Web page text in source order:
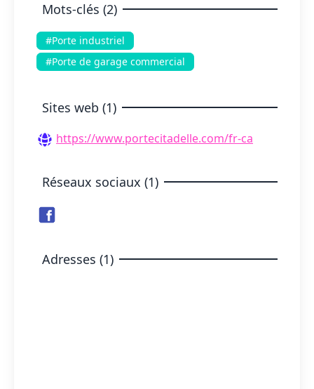
Mots-clés (2)
#Porte industriel
#Porte de garage commercial
Sites web (1)
https://www.portecitadelle.com/fr-ca
Réseaux sociaux (1)
Adresses (1)